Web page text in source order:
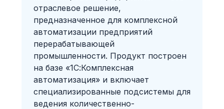
отраслевое решение,
предназначенное для комплексной
автоматизации предприятий
перерабатывающей
промышленности. Продукт построен
на базе «1С:Комплексная
автоматизация» и включает
специализированные подсистемы для
ведения количественно-